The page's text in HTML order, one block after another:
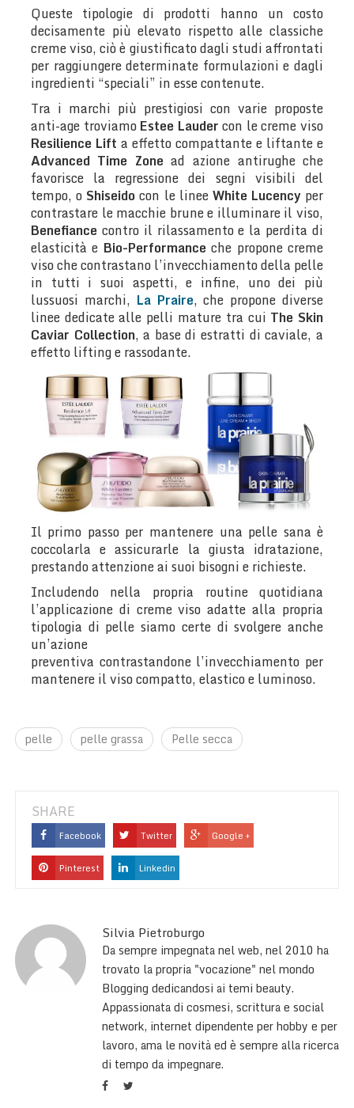
Queste tipologie di prodotti hanno un costo
decisamente più elevato rispetto alle classiche
creme viso, ciò è giustificato dagli studi affrontati
per raggiungere determinate formulazioni e dagli
ingredienti “speciali” in esse contenute.
Tra i marchi più prestigiosi con varie proposte
anti-age troviamoEstee Laudercon le creme viso
Resilience Lift a effetto compattante e liftante e
Advanced Time Zonead azione antirughe che
favorisce la regressione dei segni visibili del
tempo, o Shiseidocon le lineeWhite Lucencyper
contrastare le macchie brune e illuminare il viso,
Benefiancecontro il rilassamento e la perdita di
elasticità e Bio-Performanceche propone creme
viso che contrastano l’invecchiamento della pelle
in tutti i suoi aspetti, e infine, uno dei più
lussuosi marchi, La Praire, che propone diverse
linee dedicate alle pelli mature tra cui The Skin
Caviar Collection, a base di estratti di caviale, a
effetto lifting e rassodante.
Il primo passo per mantenere una pelle sana è
coccolarla e assicurarle la giusta idratazione,
prestando attenzione ai suoi bisogni e richieste.
Includendo nella propria routine quotidiana
l’applicazione di creme viso adatte alla propria
tipologia di pelle siamo certe di svolgere anche
un’azione
preventiva contrastandone l’invecchiamento per
mantenere il viso compatto, elastico e luminoso.
pelle pelle grassa Pelle secca
SHARE
Facebook Twitter Google +
Pinterest Linkedin
Silvia Pietroburgo
Da sempre impegnata nel web, nel 2010 ha
trovato la propria "vocazione" nel mondo
Blogging dedicandosi ai temi beauty.
Appassionata di cosmesi, scrittura e social
network, internet dipendente per hobby e per
lavoro, ama le novità ed è sempre alla ricerca
di tempo da impegnare.